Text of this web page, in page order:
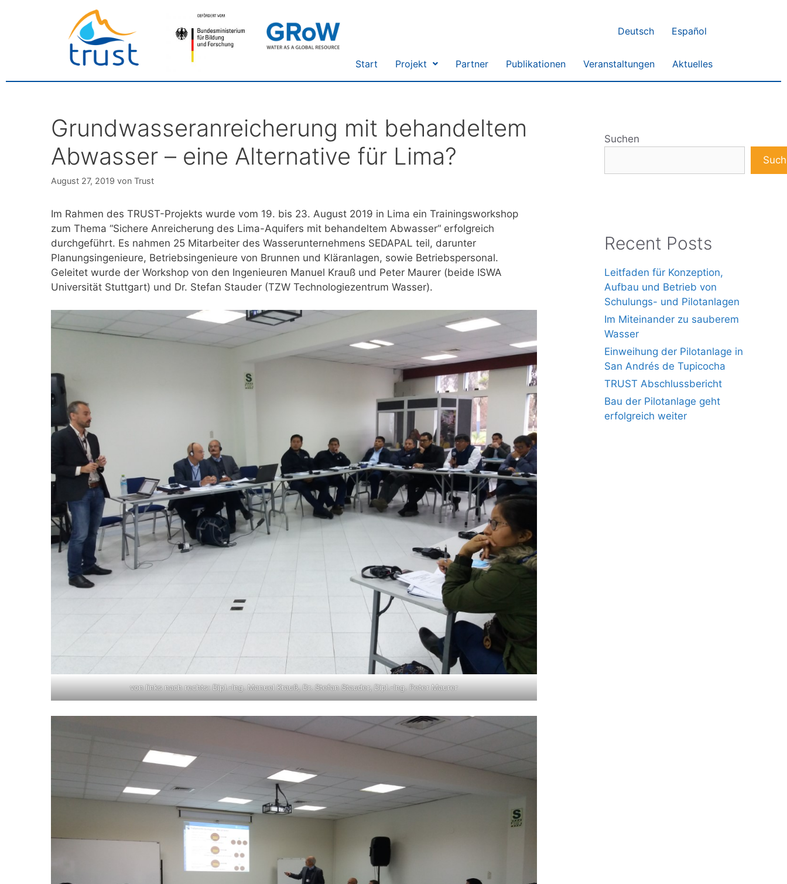
Deutsch Español
Start Projekt Partner Publikationen Veranstaltungen Aktuelles
Grundwasseranreicherung mit behandeltem
Abwasser – eine Alternative für Lima?
August 27, 2019 von Trust
Im Rahmen des TRUST-Projekts wurde vom 19. bis 23. August 2019 in Lima ein Trainingsworkshop
zum Thema “Sichere Anreicherung des Lima-Aquifers mit behandeltem Abwasser“ erfolgreich
durchgeführt. Es nahmen 25 Mitarbeiter des Wasserunternehmens SEDAPAL teil, darunter
Planungsingenieure, Betriebsingenieure von Brunnen und Kläranlagen, sowie Betriebspersonal.
Geleitet wurde der Workshop von den Ingenieuren Manuel Krauß und Peter Maurer (beide ISWA
Universität Stuttgart) und Dr. Stefan Stauder (TZW Technologiezentrum Wasser).
von links nach rechts: Dipl.-Ing. Manuel Krauß, Dr. Stefan Stauder, Dipl.-Ing. Peter Maurer
Suchen
Recent Posts
Leitfaden für Konzeption,
Aufbau und Betrieb von
Schulungs- und Pilotanlagen
Im Miteinander zu sauberem
Wasser
Einweihung der Pilotanlage in
San Andrés de Tupicocha
TRUST Abschlussbericht
Bau der Pilotanlage geht
erfolgreich weiter